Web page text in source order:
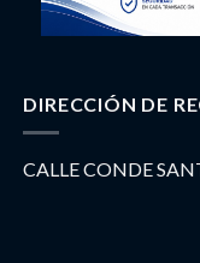
DIRECCIÓN DE
CALLE CONDE